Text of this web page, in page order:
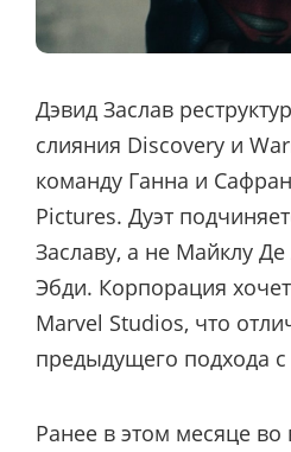
Дэвид Заслав
слияния Discovery и
команду Ганна и
Pictures. Дуэт
Заславу, а не Майклу
Эбди. Корпорация
Marvel Studios, что
предыдущего подхода с
Ранее в этом месяце во